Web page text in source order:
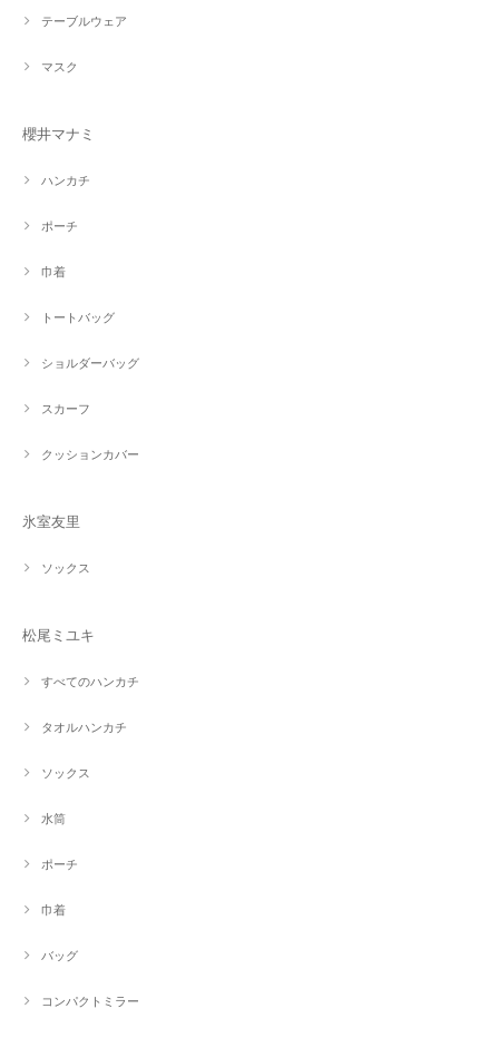
テーブルウェア
マスク
櫻井マナミ
ハンカチ
ポーチ
巾着
トートバッグ
ショルダーバッグ
スカーフ
クッションカバー
氷室友里
ソックス
松尾ミユキ
すべてのハンカチ
タオルハンカチ
ソックス
水筒
ポーチ
巾着
バッグ
コンパクトミラー